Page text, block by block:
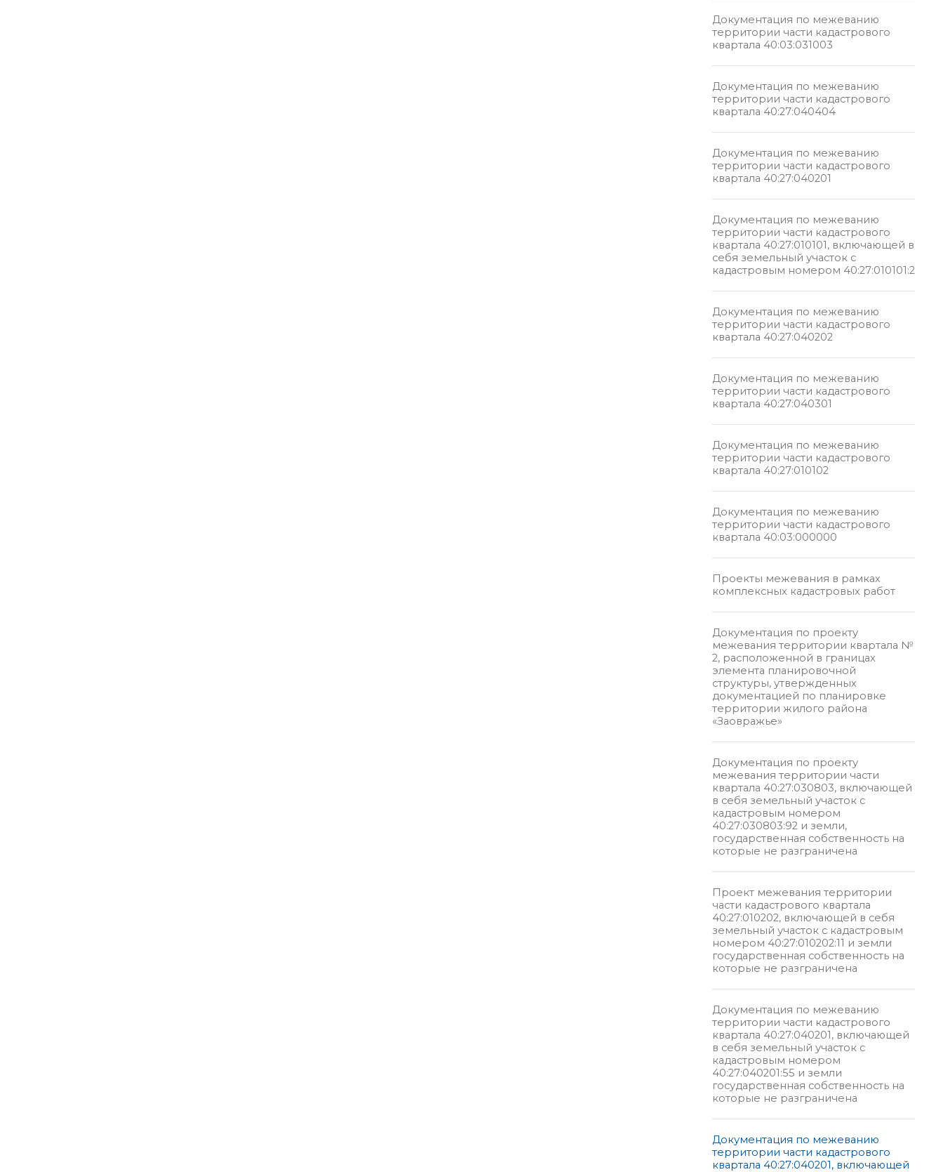
Документация по межеванию
территории части кадастрового
квартала 40:03:031003
Документация по межеванию
территории части кадастрового
квартала 40:27:040404
Документация по межеванию
территории части кадастрового
квартала 40:27:040201
Документация по межеванию
территории части кадастрового
квартала 40:27:010101, включающей в
себя земельный участок с
кадастровым номером 40:27:010101:2
Документация по межеванию
территории части кадастрового
квартала 40:27:040202
Документация по межеванию
территории части кадастрового
квартала 40:27:040301
Документация по межеванию
территории части кадастрового
квартала 40:27:010102
Документация по межеванию
территории части кадастрового
квартала 40:03:000000
Проекты межевания в рамках
комплексных кадастровых работ
Документация по проекту
межевания территории квартала №
2, расположенной в границах
элемента планировочной
структуры, утвержденных
документацией по планировке
территории жилого района
«Заовражье»
Документация по проекту
межевания территории части
квартала 40:27:030803, включающей
в себя земельный участок с
кадастровым номером
40:27:030803:92 и земли,
государственная собственность на
которые не разграничена
Проект межевания территории
части кадастрового квартала
40:27:010202, включающей в себя
земельный участок с кадастровым
номером 40:27:010202:11 и земли
государственная собственность на
которые не разграничена
Документация по межеванию
территории части кадастрового
квартала 40:27:040201, включающей
в себя земельный участок с
кадастровым номером
40:27:040201:55 и земли
государственная собственность на
которые не разграничена
Документация по межеванию
территории части кадастрового
квартала 40:27:040201, включающей